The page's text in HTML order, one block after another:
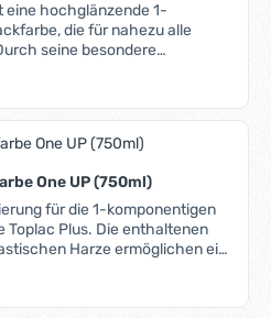
eine hochglänzende 1-
die für nahezu alle
seine besondere
Lacke durch
Hochglanz. Die hervorragenden
ihn sehr einfach mit Pinsel,
Die Aufbringung im
alle
(u.a. GFK, CFK, Aluminium,
hohe Glanz-
Beim Auftragen mit einer Rolle
100) hinzufügen vermeidet
One UP (750ml)
für die 1-komponentigen
Plus. Die enthaltenen
Harze ermöglichen ein
Durch die hohe
Farbwechsel erleichtert.